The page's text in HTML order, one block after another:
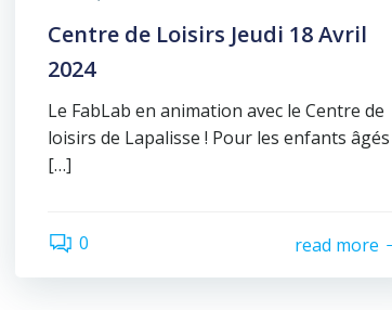
Centre de Loisirs Jeudi 18 Avril
2024
Le FabLab en animation avec le Centre de
loisirs de Lapalisse ! Pour les enfants âgés
[…]
0 read more